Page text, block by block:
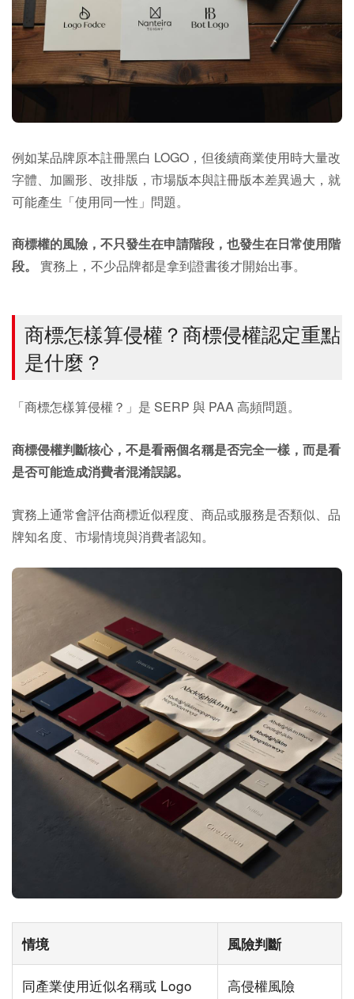
例如某品牌原本註冊黑白 LOGO，但後續商業使用時大量改
字體、加圖形、改排版，市場版本與註冊版本差異過大，就
可能產生「使用同一性」問題。
商標權的風險，不只發生在申請階段，也發生在日常使用階
段。
實務上，不少品牌都是拿到證書後才開始出事。
商標怎樣算侵權？商標侵權認定重點
是什麼？
「商標怎樣算侵權？」是 SERP 與 PAA 高頻問題。
商標侵權判斷核心，不是看兩個名稱是否完全一樣，而是看
是否可能造成消費者混淆誤認。
實務上通常會評估商標近似程度、商品或服務是否類似、品
牌知名度、市場情境與消費者認知。
情境 風險判斷
同產業使用近似名稱或 Logo 高侵權風險